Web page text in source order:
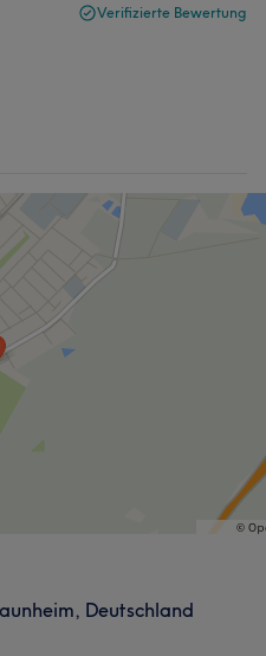
Verifizierte Bewertung
Deutschland